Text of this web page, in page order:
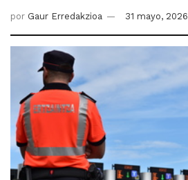
por Gaur Erredakzioa 31 mayo, 2026